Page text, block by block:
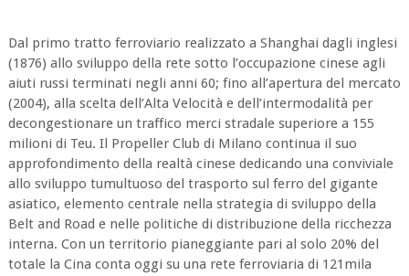
Dal primo tratto ferroviario realizzato a Shanghai dagli inglesi
(1876) allo sviluppo della rete sotto l’occupazione cinese agli
aiuti russi terminati negli anni 60; fino all’apertura del mercato
(2004), alla scelta dell’Alta Velocità e dell’intermodalità per
decongestionare un traffico merci stradale superiore a 155
milioni di Teu. Il Propeller Club di Milano continua il suo
approfondimento della realtà cinese dedicando una conviviale
allo sviluppo tumultuoso del trasporto sul ferro del gigante
asiatico, elemento centrale nella strategia di sviluppo della
Belt and Road e nelle politiche di distribuzione della ricchezza
interna. Con un territorio pianeggiante pari al solo 20% del
totale la Cina conta oggi su una rete ferroviaria di 121mila